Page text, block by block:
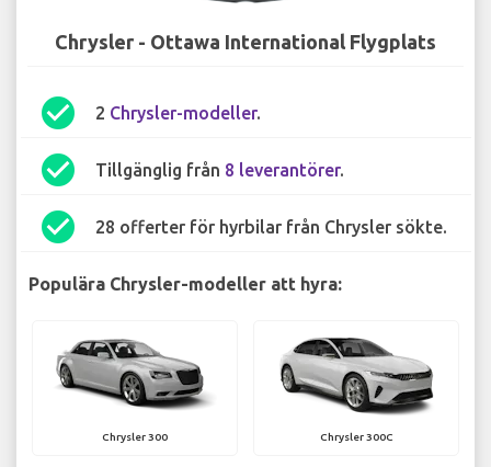
Chrysler - Ottawa International Flygplats
check_circle 2 Chrysler-modeller.
check_circle Tillgänglig från 8 leverantörer.
check_circle 28 offerter för hyrbilar från Chrysler sökte.
Populära Chrysler-modeller att hyra:
Chrysler 300 Chrysler 300C